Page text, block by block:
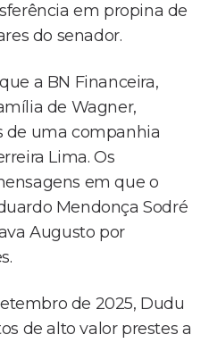
em propina de
do senador.
a BN Financeira,
de Wagner,
de uma companhia
Lima. Os
em que o
Mendonça Sodré
Augusto por
de 2025, Dudu
de alto valor prestes a